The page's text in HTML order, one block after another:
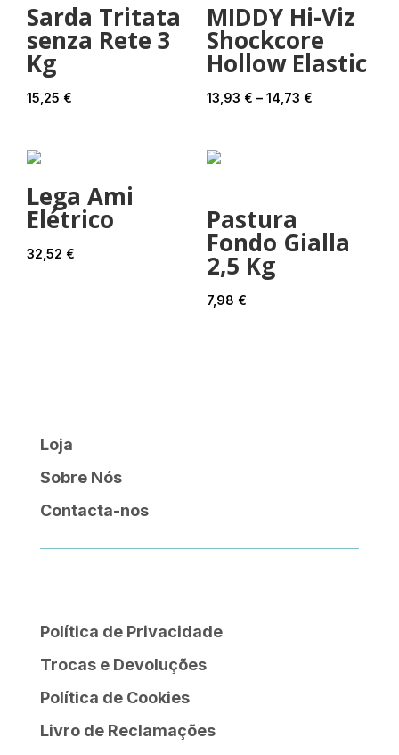
Sarda Tritata
senza Rete 3
Kg
15,25 €
MIDDY Hi-Viz
Shockcore
Hollow Elastic
13,93 € – 14,73 €Price
Lega Ami
Elétrico
32,52 €
Pastura
Fondo Gialla
2,5 Kg
7,98 €
Loja
Sobre Nós
Contacta-nos
Política de Privacidade
Trocas e Devoluções
Política de Cookies
Livro de Reclamações